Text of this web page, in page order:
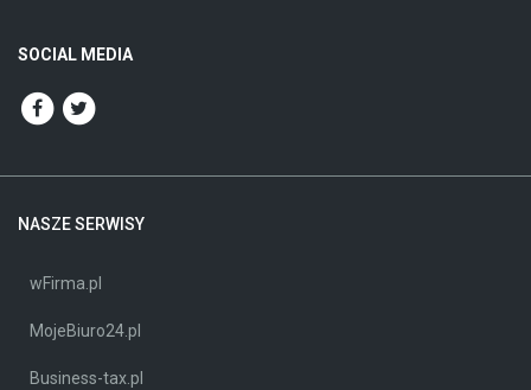
SOCIAL MEDIA
NASZE SERWISY
wFirma.pl
MojeBiuro24.pl
Business-tax.pl